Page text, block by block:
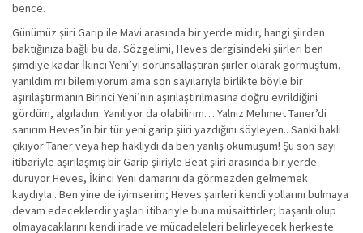
bence.
Günümüz şiiri Garip ile Mavi arasında bir yerde midir, hangi şiirden
baktığınıza bağlı bu da. Sözgelimi, Heves dergisindeki şiirleri ben
şimdiye kadar İkinci Yeni’yi sorunsallaştıran şiirler olarak görmüştüm,
yanıldım mı bilemiyorum ama son sayılarıyla birlikte böyle bir
aşırılaştırmanın Birinci Yeni’nin aşırılaştırılmasına doğru evrildiğini
gördüm, algıladım. Yanılıyor da olabilirim… Yalnız Mehmet Taner’di
sanırım Heves’in bir tür yeni garip şiiri yazdığını söyleyen.. Sanki haklı
çıkıyor Taner veya hep haklıydı da ben yanlış okumuşum! Şu son sayı
itibariyle aşırılaşmış bir Garip şiiriyle Beat şiiri arasında bir yerde
duruyor Heves, İkinci Yeni damarını da görmezden gelmemek
kaydıyla.. Ben yine de iyimserim; Heves şairleri kendi yollarını bulmaya
devam edeceklerdir yaşları itibariyle buna müsaittirler; başarılı olup
olmayacaklarını kendi irade ve mücadeleleri belirleyecek herkeste